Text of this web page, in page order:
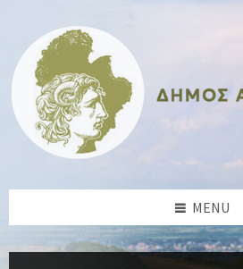
content
sidebar
sidebar
footer
MENU